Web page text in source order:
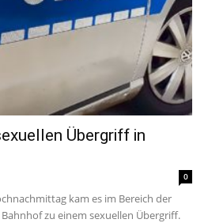
Übergriff in
0
kam es im Bereich der
zu einem sexuellen Übergriff.